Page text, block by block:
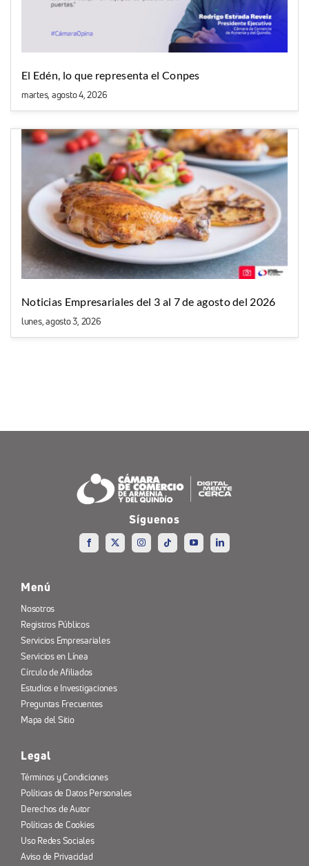
El Edén, lo que representa el Conpes
martes, agosto 4, 2026
Noticias Empresariales del 3 al 7 de agosto del 2026
lunes, agosto 3, 2026
Síguenos
Menú
Nosotros
Registros Públicos
Servicios Empresariales
Servicios en Línea
Círculo de Afiliados
Estudios e Investigaciones
Preguntas Frecuentes
Mapa del Sitio
Legal
Términos y Condiciones
Políticas de Datos Personales
Derechos de Autor
Políticas de Cookies
Uso Redes Sociales
Aviso de Privacidad